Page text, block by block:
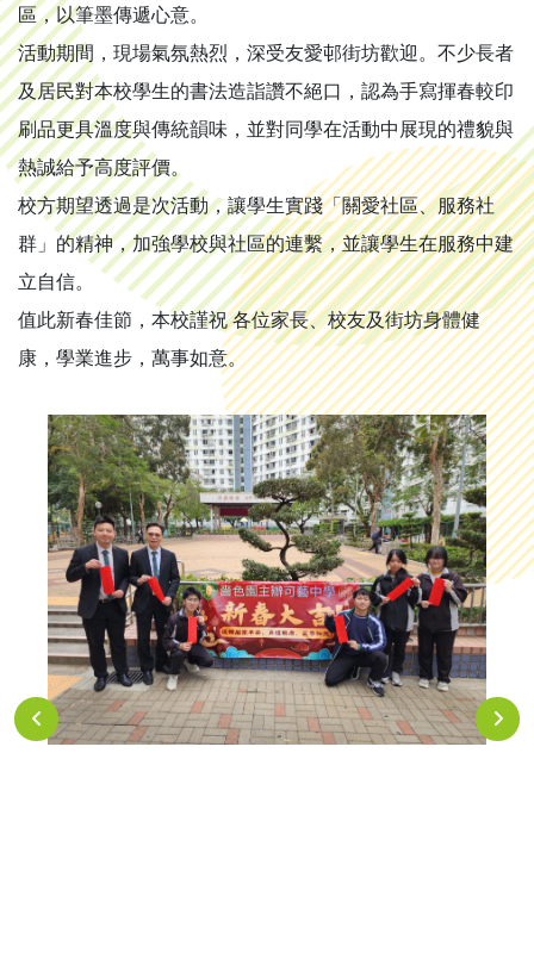
區，以筆墨傳遞心意。
活動期間，現場氣氛熱烈，深受友愛邨街坊歡迎。不少長者
及居民對本校學生的書法造詣讚不絕口，認為手寫揮春較印
刷品更具溫度與傳統韻味，並對同學在活動中展現的禮貌與
熱誠給予高度評價。
校方期望透過是次活動，讓學生實踐「關愛社區、服務社
群」的精神，加強學校與社區的連繫，並讓學生在服務中建
立自信。
值此新春佳節，本校謹祝 各位家長、校友及街坊身體健
康，學業進步，萬事如意。